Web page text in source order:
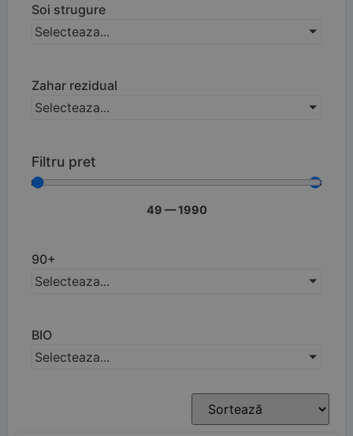
Soi strugure
Selecteaza...
Zahar rezidual
Selecteaza...
Filtru pret
49 —1990
90+
Selecteaza...
BIO
Selecteaza...